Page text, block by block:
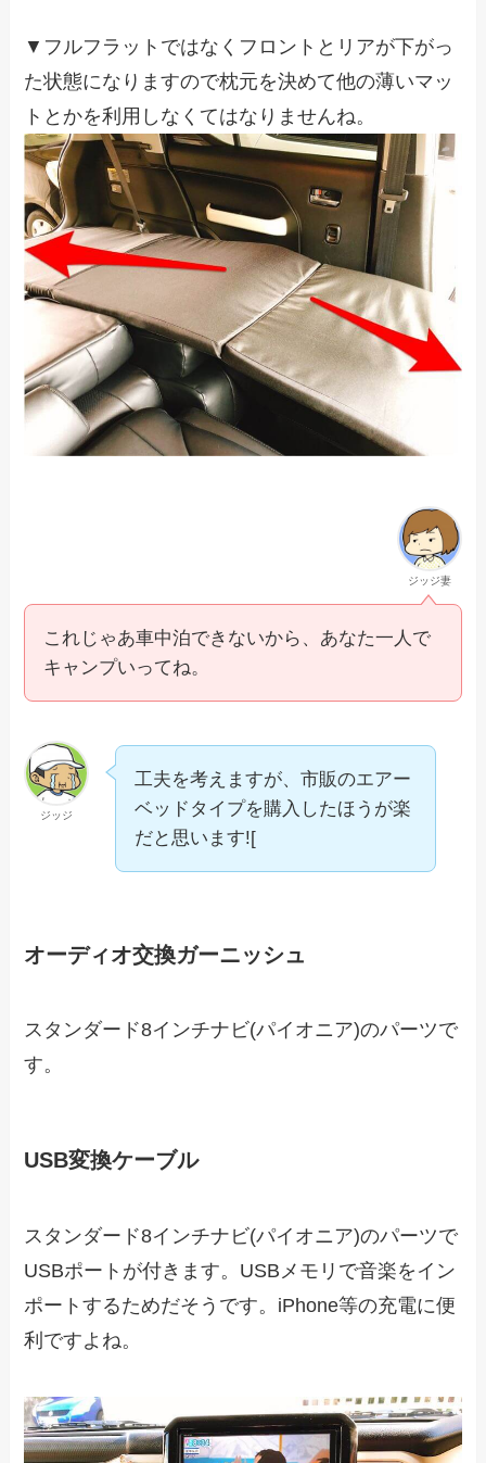
▼フルフラットではなくフロントとリアが下がっ
た状態になりますので枕元を決めて他の薄いマッ
トとかを利用しなくてはなりませんね。
ジッジ妻
これじゃあ車中泊できないから、あなた一人で
キャンプいってね。
ジッジ
工夫を考えますが、市販のエアー
ベッドタイプを購入したほうが楽
だと思います![
オーディオ交換ガーニッシュ
スタンダード8インチナビ(パイオニア)のパーツで
す。
USB変換ケーブル
スタンダード8インチナビ(パイオニア)のパーツで
USBポートが付きます。USBメモリで音楽をイン
ポートするためだそうです。iPhone等の充電に便
利ですよね。